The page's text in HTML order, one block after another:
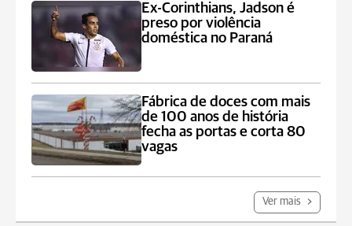
Ex-Corinthians, Jadson é
preso por violência
doméstica no Paraná
Fábrica de doces com mais
de 100 anos de história
fecha as portas e corta 80
vagas
Ver mais